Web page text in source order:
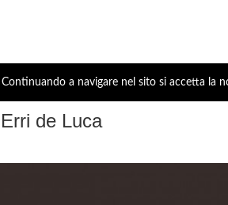
a navigare nel sito si accetta la
de Luca